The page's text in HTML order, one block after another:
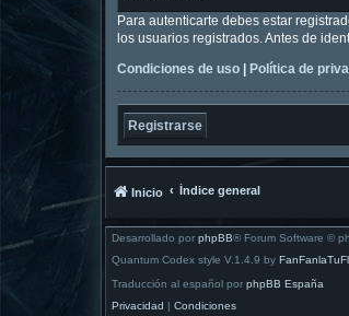
Para autenticarte debes estar
los usuarios registrados. Antes de
Condiciones de uso
Política de
Registrarse
Inicio Índice general
Desarrollado por phpBB® Forum Software ©
Quantum Codex style V.1.4.9 by
Traducción al español por phpBB España
Privacidad | Condiciones